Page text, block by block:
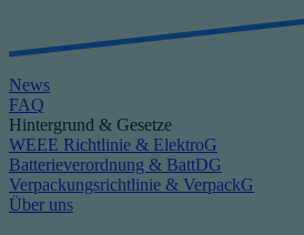
News
FAQ
Hintergrund & Gesetze
WEEE Richtlinie & ElektroG
Batterieverordnung & BattDG
Verpackungsrichtlinie & VerpackG
Über uns